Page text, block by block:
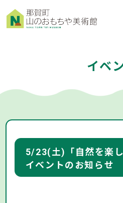
イベ
5/23(土)「自然を楽
イベントのお知らせ